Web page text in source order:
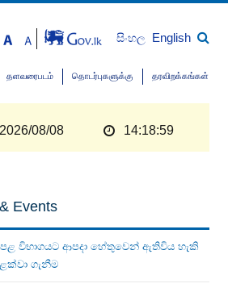
සිංහල English
தளவரைபடம் தொடர்புகளுக்கு தரவிறக்கங்கள்
2026/08/08 14:19:00
Events
විභාගයට ආපදා හේතුවෙන් ඇතිවිය හැකි
ගැනීම